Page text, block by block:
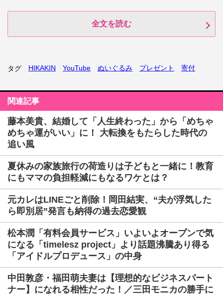
全文を読む
タグ HIKAKIN YouTube ぬいぐるみ プレゼント 寄付
関連記事
藤本美貴、結婚して「人生終わった」から「めちゃ
めちゃ運がいい」に！ 大転換をもたらした時代の
追い風
夏休みの家族旅行の荷造りは子どもと一緒に！教育
にもママの負担軽減にもなるワケとは？
元カレはLINEごと削除！岡田結実、“夫が浮気した
ら即別居”発言も納得の過去恋愛観
松本潤「有料会員サービス」いよいよオープンで気
になる「timelesz project」より話題沸騰あり得る
「アイドルプロデュース」の中身
中田敦彦・福田萌夫妻は【理想的なビジネスパート
ナー】になれる相性だった！／三田モニカの勝手に